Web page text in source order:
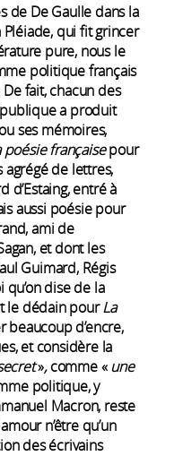
de De Gaulle dans la
qui fit grincer
pure, nous le
politique français
fait, chacun des
a produit
ses mémoires,
françaisepour
agrégé de lettres,
d’Estaing, entré à
aussi poésie pour
ami de
et dont les
Guimard, Régis
qu’on dise de la
le dédain pourLa
beaucoup d’encre,
et considère la
»,comme «une
politique, y
Macron, reste
n’être qu’un
des écrivains